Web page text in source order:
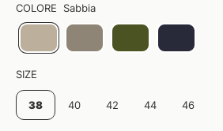
COLORE Sabbia
SIZE
38 40 42 44 46